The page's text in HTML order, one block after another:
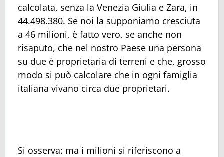
calcolata, senza la Venezia Giulia e Zara, in
44.498.380. Se noi la supponiamo cresciuta
a 46 milioni, è fatto vero, se anche non
risaputo, che nel nostro Paese una persona
su due è proprietaria di terreni e che, grosso
modo si può calcolare che in ogni famiglia
italiana vivano circa due proprietari.
Si osserva: ma i milioni si riferiscono a